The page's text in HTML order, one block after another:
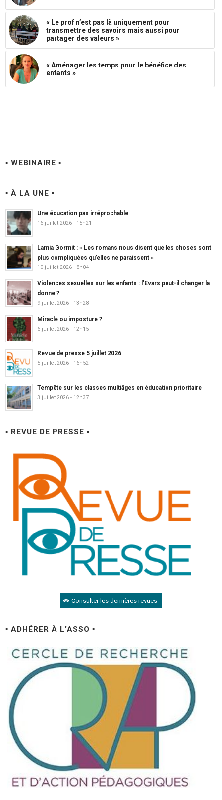
« Le prof n’est pas là uniquement pour
transmettre des savoirs mais aussi pour
partager des valeurs »
« Aménager les temps pour le bénéfice des
enfants »
▪ WEBINAIRE ▪
▪ À LA UNE ▪
Une éducation pas irréprochable
16 juillet 2026 - 15h21
Lamia Gormit : « Les romans nous disent que les choses sont
plus compliquées qu’elles ne paraissent »
10 juillet 2026 - 8h04
Violences sexuelles sur les enfants : l’Evars peut-il changer la
donne ?
9 juillet 2026 - 13h28
Miracle ou imposture ?
6 juillet 2026 - 12h15
Revue de presse 5 juillet 2026
5 juillet 2026 - 16h52
Tempête sur les classes multiâges en éducation prioritaire
3 juillet 2026 - 12h37
▪ REVUE DE PRESSE ▪
Consulter les dernières revues
▪ ADHÉRER À L’ASSO ▪